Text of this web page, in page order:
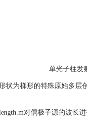
单光子柱发
状为梯形的特殊原始多层
对偶极子源的波